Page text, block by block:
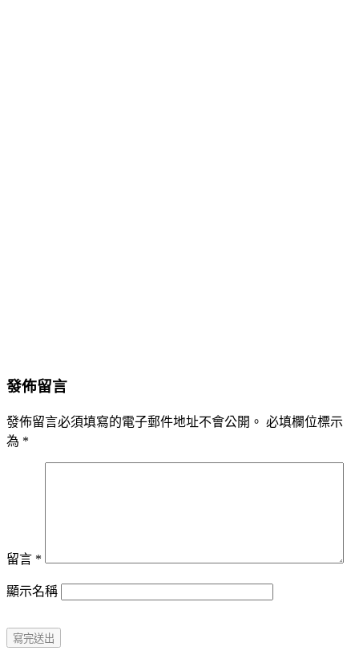
發佈留言
發佈留言必須填寫的電子郵件地址不會公開。 必填欄位標示
為 *
留言 *
顯示名稱